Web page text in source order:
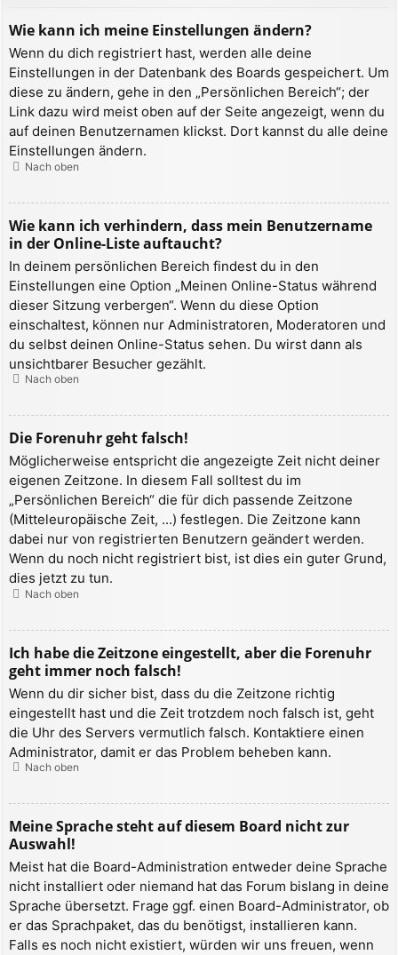
Wie kann ich meine Einstellungen ändern?
Wenn du dich registriert hast, werden alle deine
Einstellungen in der Datenbank des Boards gespeichert. Um
diese zu ändern, gehe in den „Persönlichen Bereich“; der
Link dazu wird meist oben auf der Seite angezeigt, wenn du
auf deinen Benutzernamen klickst. Dort kannst du alle deine
Einstellungen ändern.
Nach oben
Wie kann ich verhindern, dass mein Benutzername
in der Online-Liste auftaucht?
In deinem persönlichen Bereich findest du in den
Einstellungen eine Option „Meinen Online-Status während
dieser Sitzung verbergen“. Wenn du diese Option
einschaltest, können nur Administratoren, Moderatoren und
du selbst deinen Online-Status sehen. Du wirst dann als
unsichtbarer Besucher gezählt.
Nach oben
Die Forenuhr geht falsch!
Möglicherweise entspricht die angezeigte Zeit nicht deiner
eigenen Zeitzone. In diesem Fall solltest du im
„Persönlichen Bereich“ die für dich passende Zeitzone
(Mitteleuropäische Zeit, ...) festlegen. Die Zeitzone kann
dabei nur von registrierten Benutzern geändert werden.
Wenn du noch nicht registriert bist, ist dies ein guter Grund,
dies jetzt zu tun.
Nach oben
Ich habe die Zeitzone eingestellt, aber die Forenuhr
geht immer noch falsch!
Wenn du dir sicher bist, dass du die Zeitzone richtig
eingestellt hast und die Zeit trotzdem noch falsch ist, geht
die Uhr des Servers vermutlich falsch. Kontaktiere einen
Administrator, damit er das Problem beheben kann.
Nach oben
Meine Sprache steht auf diesem Board nicht zur
Auswahl!
Meist hat die Board-Administration entweder deine Sprache
nicht installiert oder niemand hat das Forum bislang in deine
Sprache übersetzt. Frage ggf. einen Board-Administrator, ob
er das Sprachpaket, das du benötigst, installieren kann.
Falls es noch nicht existiert, würden wir uns freuen, wenn